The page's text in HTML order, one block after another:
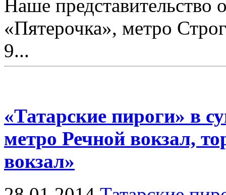
Наше представительство
«Пятерочка», метро
9...
«Татарские пироги» в
метро Речной вокзал,
вокзал»